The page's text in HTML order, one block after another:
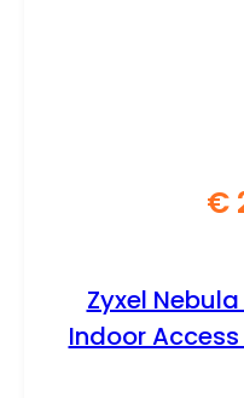
€
Zyxel Nebula
Indoor